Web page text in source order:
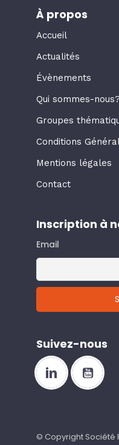
À propos
Accueil
Actualités
Évènements
Qui sommes-
Groupes
Conditions
Mentions légales
Contact
Inscription à
Email
Suivez-nous
© Copyright Société